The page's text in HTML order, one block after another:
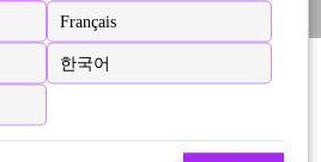
Français
한국어